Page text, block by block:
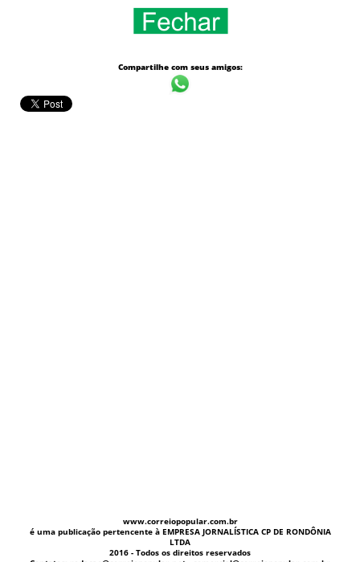
Compartilhe com seus amigos:
www.correiopopular.com.br
é uma publicação pertencente à EMPRESA JORNALÍSTICA CP DE RONDÔNIA
LTDA
2016 - Todos os direitos reservados